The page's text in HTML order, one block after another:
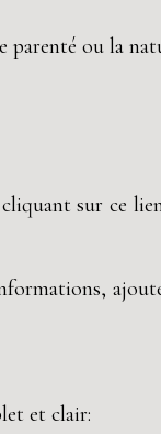
parenté ou la
sur ce
et clair: